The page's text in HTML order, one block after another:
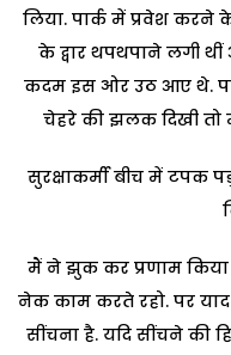
लिया. पार्क में प्रवेश करने
के द्वार थपथपाने लगी
कदम इस ओर उठ आए थे.
चेहरे की झलक दिखी तो
सुरक्षाकर्मी बीच में टपक
मैं ने झुक कर प्रणाम किया
नेक काम करते रहो. पर
सींचना है. यदि सींचने की